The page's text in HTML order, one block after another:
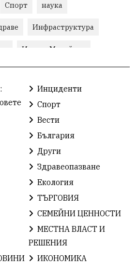
Спорт наука
Инфраструктура
ИвелинМихайлов
ЛекаАтлетика
БългарскоЗемеделие
земеделие
Иновации САЩ
Твърдица ОбщинаСливен
Право
Инциденти
Спорт
Вести
България
Други
Здравеопазване
Екология
ТЪРГОВИЯ
СЕМЕЙНИ ЦЕННОСТИ
МЕСТНА ВЛАСТ И
РЕШЕНИЯ
ИКОНОМИКА